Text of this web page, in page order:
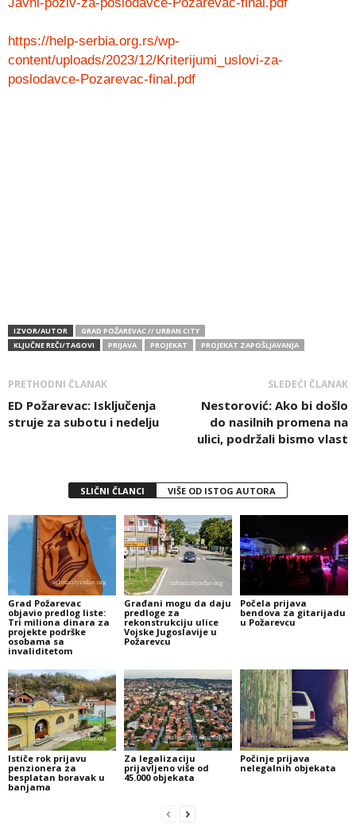
https://help-serbia.org.rs/wp-
content/uploads/2023/12/Kriterijumi_uslovi-za-
poslodavce-Pozarevac-final.pdf
IZVOR/AUTOR
GRAD POŽAREVAC // URBAN CITY
KLJUČNE REČI/TAGOVI
PRIJAVA PROJEKAT PROJEKAT ZAPOŠLJAVANJA
PRETHODNI ČLANAK
ED Požarevac: Isključenja
struje za subotu i nedelju
SLEDEĆI ČLANAK
Nestorović: Ako bi došlo
do nasilnih promena na
ulici, podržali bismo vlast
SLIČNI ČLANCI VIŠE OD ISTOG AUTORA
Grad Požarevac
objavio predlog liste:
Tri miliona dinara za
projekte podrške
osobama sa
invaliditetom
Građani mogu da daju
predloge za
rekonstrukciju ulice
Vojske Jugoslavije u
Požarevcu
Počela prijava
bendova za gitarijadu
u Požarevcu
Ističe rok prijavu
penzionera za
besplatan boravak u
banjama
Za legalizaciju
prijavljeno više od
45.000 objekata
Počinje prijava
nelegalnih objekata